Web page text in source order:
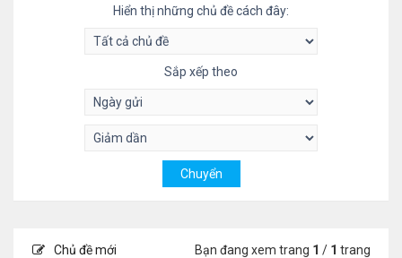
Hiển thị những chủ đề cách đây:
Sắp xếp theo
Chủ đề mới
Bạn đang xem trang 1 / 1 trang